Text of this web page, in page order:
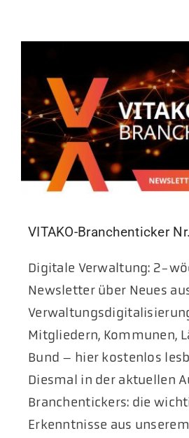
VITAKO-Branchenticker
Digitale Verwaltung: 2-
Newsletter über Neues
Mitgliedern, Kommunen,
Bund – hier kostenlos
Diesmal in der aktuellen
Branchentickers: die
Erkenntnisse aus unserem